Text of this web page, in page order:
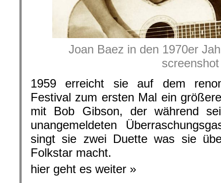
Joan Baez in den 1970er
screenshot
1959 erreicht sie auf dem
Festival zum ersten Mal ein
mit Bob Gibson, der während
unangemeldeten
singt sie zwei Duette was sie
Folkstar macht.
hier geht es weiter »